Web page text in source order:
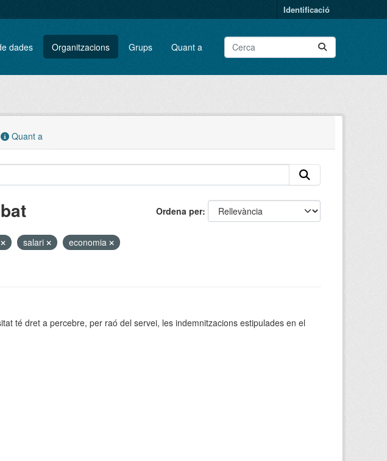
Identificació
dades Organitzacions Grups Quant a
Quant a
Ordena per
salari
economia
té dret a percebre, per raó del servei, les indemnitzacions estipulades en el